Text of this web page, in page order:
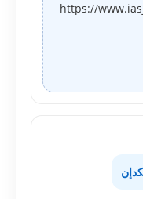
https://